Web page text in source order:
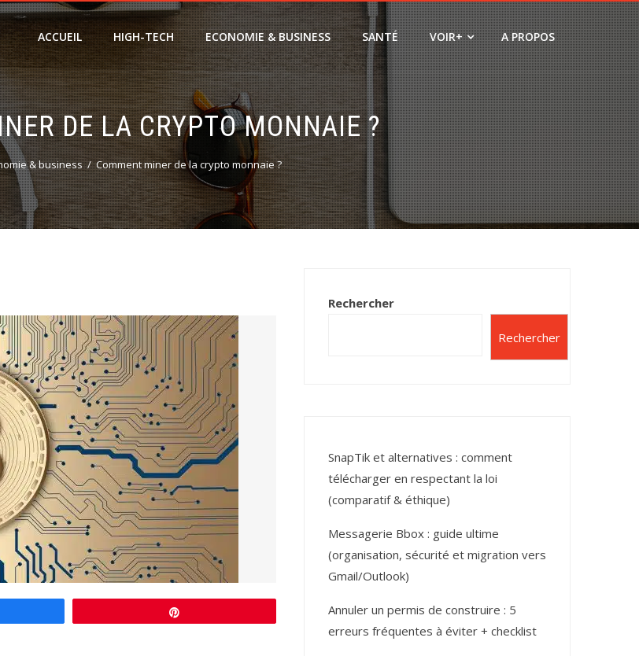
ACCUEIL HIGH-TECH ECONOMIE & BUSINESS SANTÉ VOIR+ A PROPOS
DE LA CRYPTO MONNAIE ?
& business Comment miner de la crypto monnaie ?
Rechercher
Rechercher
SnapTik et alternatives : comment
télécharger en respectant la loi
(comparatif & éthique)
Messagerie Bbox : guide ultime
(organisation, sécurité et migration vers
Gmail/Outlook)
Annuler un permis de construire : 5
erreurs fréquentes à éviter + checklist